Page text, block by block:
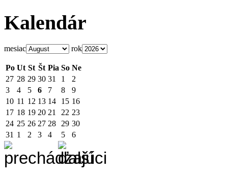
Kalendár
mesiac rok
Po Ut St Št Pia So Ne
27 28 29 30 31 1
2
3
4 5 6 7 8
9
10 11 12 13 14 15 16
17 18 19 20 21 22 23
24 25 26 27 28 29 30
31 1 2 3 4 5 6